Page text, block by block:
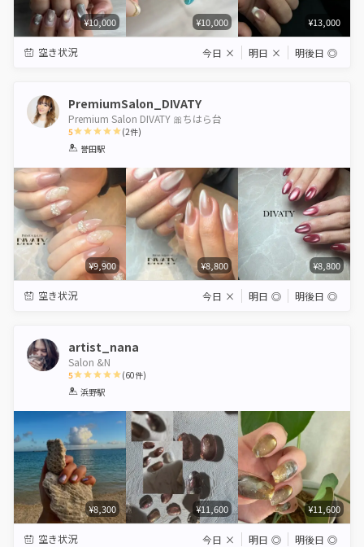
¥10,000 ¥10,000 ¥13,000
空き状況 今日 × 明日 × 明後日 ◎
PremiumSalon_DIVATY
Premium Salon DIVATY 🎀ちはら台
5
1 2 3 4
(2件)
誉田駅
¥9,900 ¥8,800 ¥8,800
空き状況 今日 × 明日 ◎ 明後日 ◎
artist_nana
Salon &N
5
1 2 3 4
(60件)
浜野駅
¥8,300 ¥11,600 ¥11,600
空き状況 今日 × 明日 ◎ 明後日 ◎